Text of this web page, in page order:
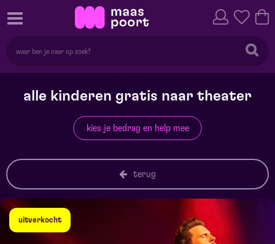
alle kinderen gratis naar theater
kies je bedrag en help mee
terug
uitverkocht